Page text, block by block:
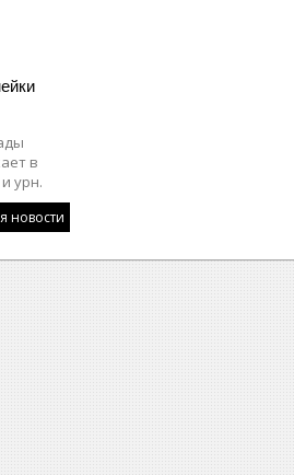
в
урн.
новости